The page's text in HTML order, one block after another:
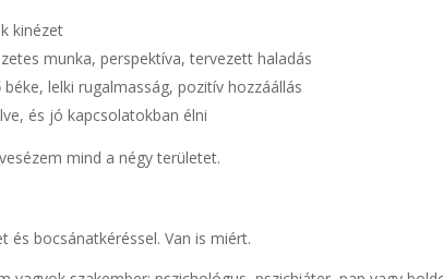
kinézet
munka, perspektíva, tervezett haladás
lelki rugalmasság, pozitív hozzáállás
és jó kapcsolatokban élni
mind a négy területet.
és bocsánatkéréssel. Van is miért.